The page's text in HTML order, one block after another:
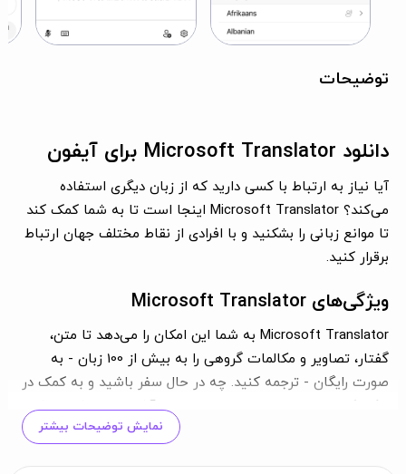
توضیحات
دانلود Microsoft Translator برای آیفون
آیا نیاز به ارتباط با کسی دارید که از زبان دیگری استفاده
می‌کند؟ Microsoft Translator اینجا است تا به شما کمک کند
تا موانع زبانی را بشکنید و با افرادی از نقاط مختلف جهان ارتباط
برقرار کنید.
ویژگی‌های Microsoft Translator
Microsoft Translator به شما این امکان را می‌دهد تا متن،
گفتار، تصاویر و مکالمات گروهی را به بیش از 100 زبان - به
صورت رایگان - ترجمه کنید. چه در حال سفر باشید و به کمک در
درک یک منو یا پیمایش در خیابان‌های ناآشنا نیاز داشته باشید،
یا سعی کنید با یک همکار در محل کار یا مدرسه ارتباط برقرار
نمایش توضیحات بیشتر